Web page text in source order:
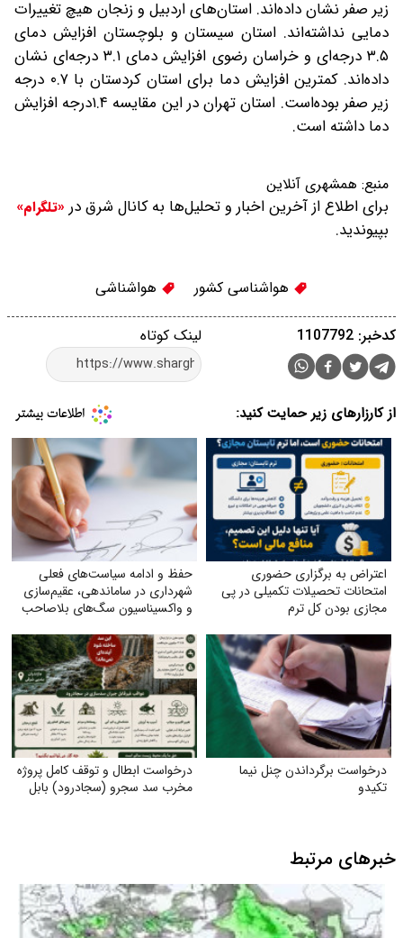
زیر صفر نشان داده‌اند. استان‌های اردبیل و زنجان هیچ تغییرات
دمایی نداشته‌اند. استان سیستان و بلوچستان افزایش دمای
۳.۵ درجه‌ای و خراسان رضوی افزایش دمای ۳.۱ درجه‌ای نشان
داده‌اند. کمترین افزایش دما برای استان کردستان با ۰.۷ درجه
زیر صفر بوده‌است. استان تهران در این مقایسه ۱.۴درجه افزایش
دما داشته است.
منبع: همشهری آنلاین
برای اطلاع از آخرین اخبار و تحلیل‌ها به کانال شرق در «تلگرام»
بپیوندید.
هواشناسی کشور هواشناشی
لینک کوتاه کدخبر: 1107792
از کارزارهای زیر حمایت کنید:
اعتراض به برگزاری حضوری
امتحانات تحصیلات تکمیلی در پی
مجازی بودن کل ترم
حفظ و ادامه سیاست‌های فعلی
شهرداری در ساماندهی، عقیم‌سازی
و واکسیناسیون سگ‌های بلاصاحب
درخواست برگرداندن چنل نیما
تکیدو
درخواست ابطال و توقف کامل پروژه
مخرب سد سجرو (سجادرود) بابل
خبرهای مرتبط